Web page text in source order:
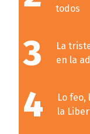
todos
3
La
en la
4
Lo feo,
la